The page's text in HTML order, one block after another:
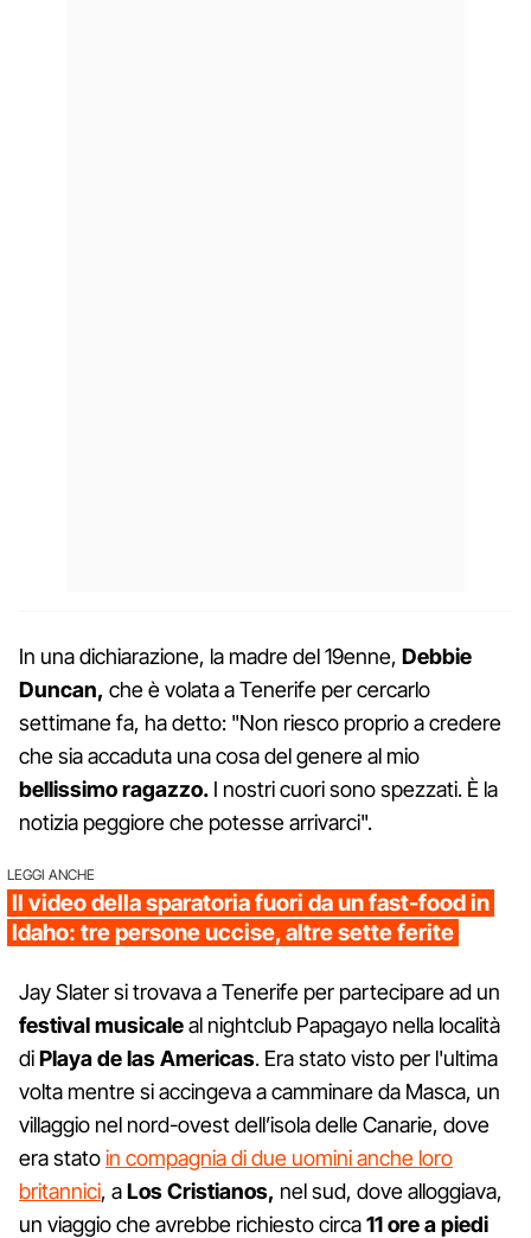
In una dichiarazione, la madre del 19enne, Debbie
Duncan, che è volata a Tenerife per cercarlo
settimane fa, ha detto: "Non riesco proprio a credere
che sia accaduta una cosa del genere al mio
bellissimo ragazzo. I nostri cuori sono spezzati. È la
notizia peggiore che potesse arrivarci".
LEGGI ANCHE
Il video della sparatoria fuori da un fast-food in
Idaho: tre persone uccise, altre sette ferite
Jay Slater si trovava a Tenerife per partecipare ad un
festivalmusicaleal nightclub Papagayo nella località
diPlaya de las Americas. Era stato visto per l'ultima
volta mentre si accingeva a camminare da Masca, un
villaggio nel nord-ovest dell’isola delle Canarie, dove
era statoin compagnia di due uomini anche loro
britannici, aLos Cristianos, nel sud, dove alloggiava,
un viaggio che avrebbe richiesto circa11 ore a piedi